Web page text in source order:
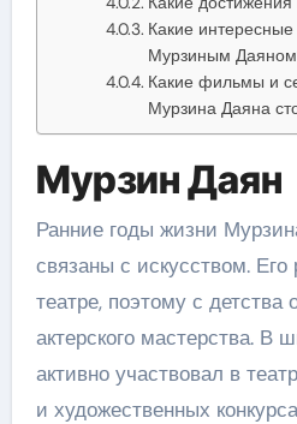
Какие
Мурзиным
Какие фильмы и
Мурзина Даяна
Мурзин Даян
Ранние годы жизни
связаны с искусством.
театре, поэтому с детства
актерского мастерства. В
активно участвовал в
и художественных